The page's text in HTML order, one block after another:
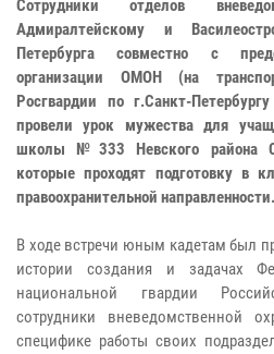
Сотрудники отделов
Адмиралтейскому и
Петербурга совместно с
организации ОМОН (на
Росгвардии по г.Санкт-
провели урок мужества для
школы №333 Невского района
которые проходят подготовку в
правоохранительной направленности.
В ходе встречи юным кадетам был
истории создания и задачах
национальной гвардии
сотрудники вневедомственной
специфике работы своих